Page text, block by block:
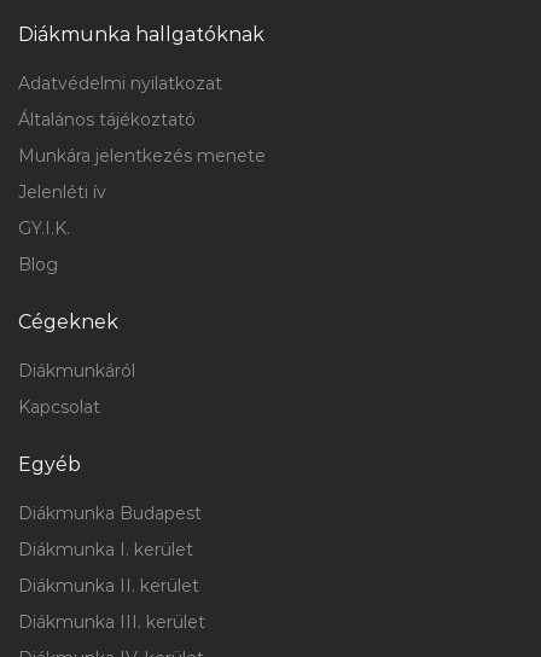
Diákmunka hallgatóknak
Adatvédelmi nyilatkozat
Általános tájékoztató
Munkára jelentkezés menete
Jelenléti ív
GY.I.K.
Blog
Cégeknek
Diákmunkáról
Kapcsolat
Egyéb
Diákmunka Budapest
Diákmunka I. kerület
Diákmunka II. kerület
Diákmunka III. kerület